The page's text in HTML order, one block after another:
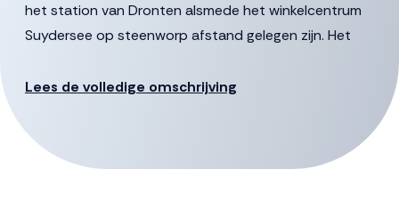
het station van Dronten alsmede het winkelcentrum
Suydersee op steenworp afstand gelegen zijn. Het
Pleingebouw en het Carré.
De ambitie is om het gebied om te toveren tot een
kwalitatief hoogwaardige en levendige woonbuurt voor
Lees de volledige omschrijving